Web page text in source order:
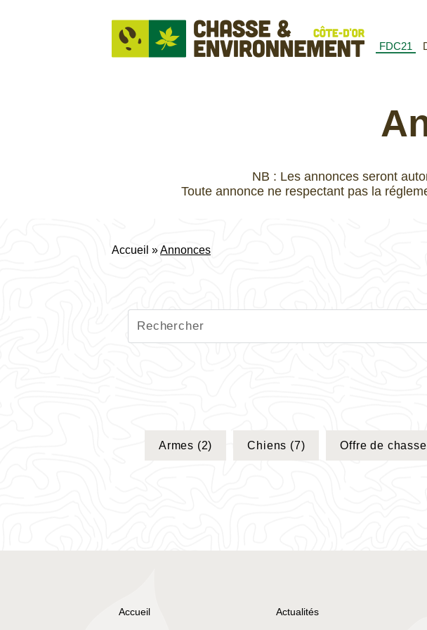
FDC21
NB : Les annonces seront
Toute annonce ne respectant pas la
Accueil »Annonces
Armes (2) Chiens (7) Offre de chasse
Accueil Actualités